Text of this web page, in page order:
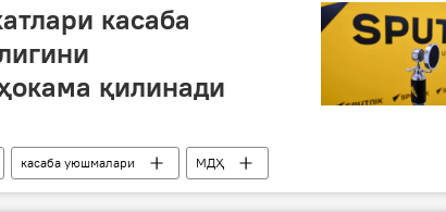
касаба
қилинади
касаба уюшмалари МДҲ